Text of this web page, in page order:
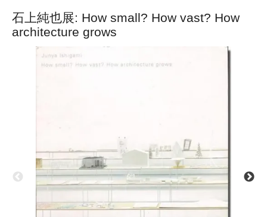
石上純也展: How small? How vast? How
architecture grows